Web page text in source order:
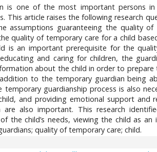
is one of the most important persons
This article raises the following research
assumptions guaranteeing the quality
quality of temporary care for a child
is an important prerequisite for the
and caring for children, the
about the child in order to
to the temporary guardian being
guardianship process is also
and providing emotional support and
are also important. This research
the child’s needs, viewing the child as
quality of temporary care; child.